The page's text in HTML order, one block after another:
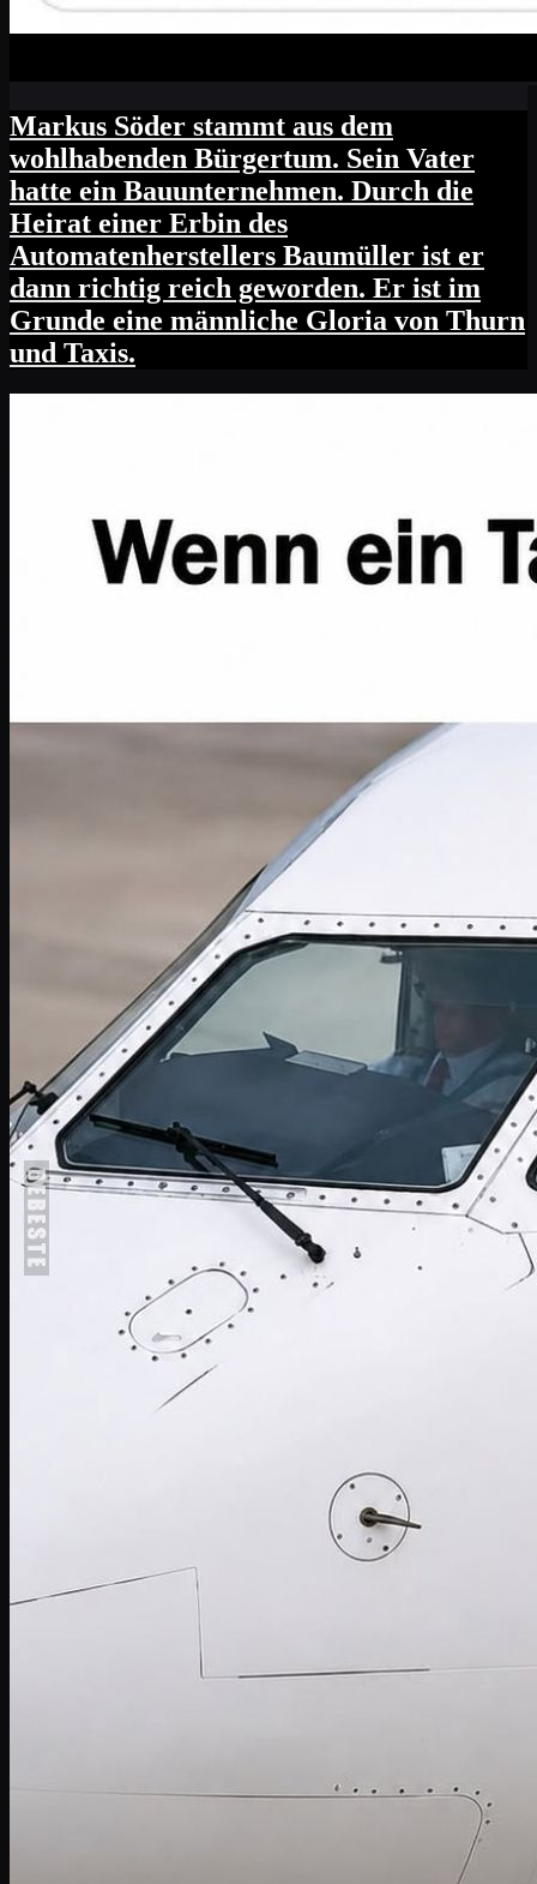
Markus Söder stammt aus dem
wohlhabenden Bürgertum. Sein Vater
hatte ein Bauunternehmen. Durch die
Heirat einer Erbin des
Automatenherstellers Baumüller ist er
dann richtig reich geworden. Er ist im
Grunde eine männliche Gloria von Thurn
und Taxis.